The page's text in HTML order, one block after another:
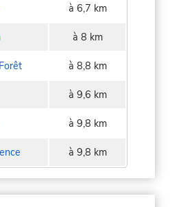
à 6,7 km
à 8 km
à 8,8 km
à 9,6 km
à 9,8 km
à 9,8 km